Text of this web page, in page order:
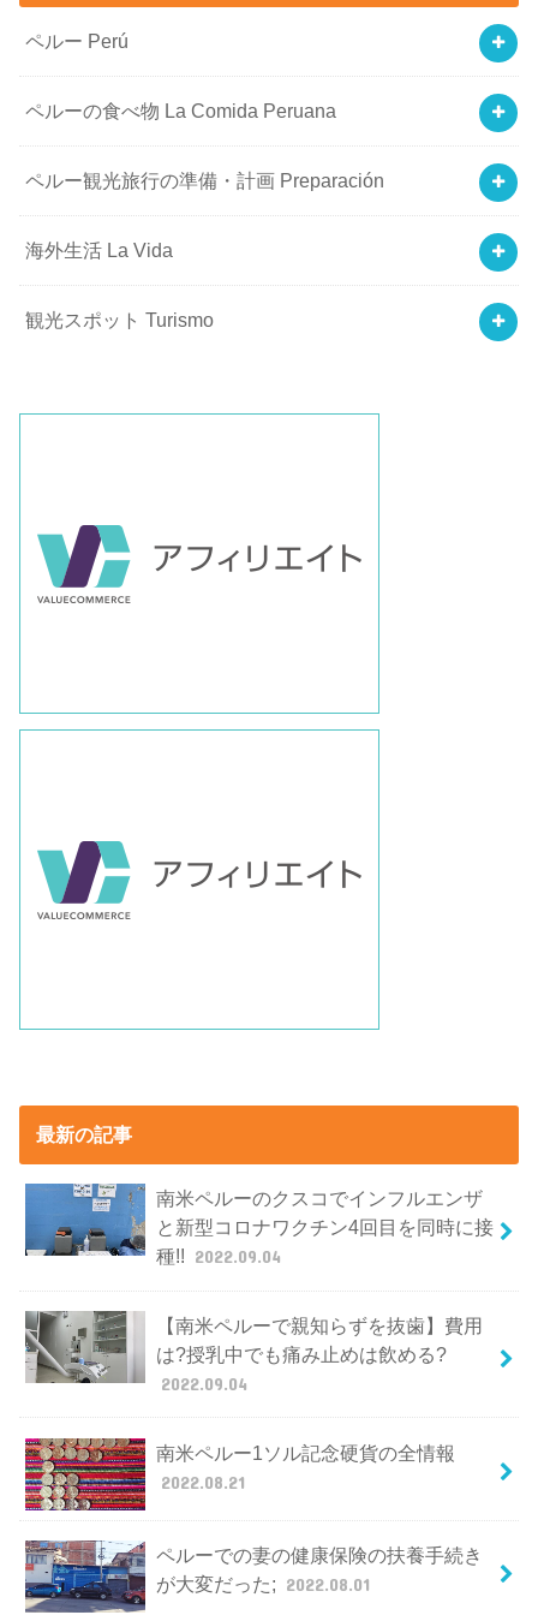
ペルー Perú
ペルーの食べ物 La Comida Peruana
ペルー観光旅行の準備・計画 Preparación
海外生活 La Vida
観光スポット Turismo
最新の記事
南米ペルーのクスコでインフルエンザ
と新型コロナワクチン4回目を同時に接
種!! 2022.09.04
【南米ペルーで親知らずを抜歯】費用
は?授乳中でも痛み止めは飲める?
2022.09.04
南米ペルー1ソル記念硬貨の全情報
2022.08.21
ペルーでの妻の健康保険の扶養手続き
が大変だった; 2022.08.01